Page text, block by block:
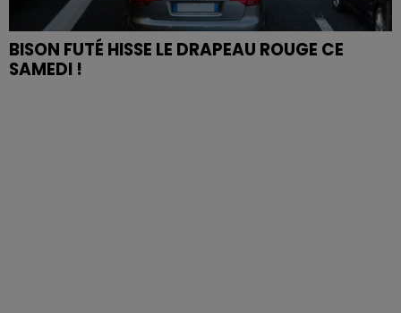
BISON FUTÉ HISSE LE DRAPEAU ROUGE CE
SAMEDI !